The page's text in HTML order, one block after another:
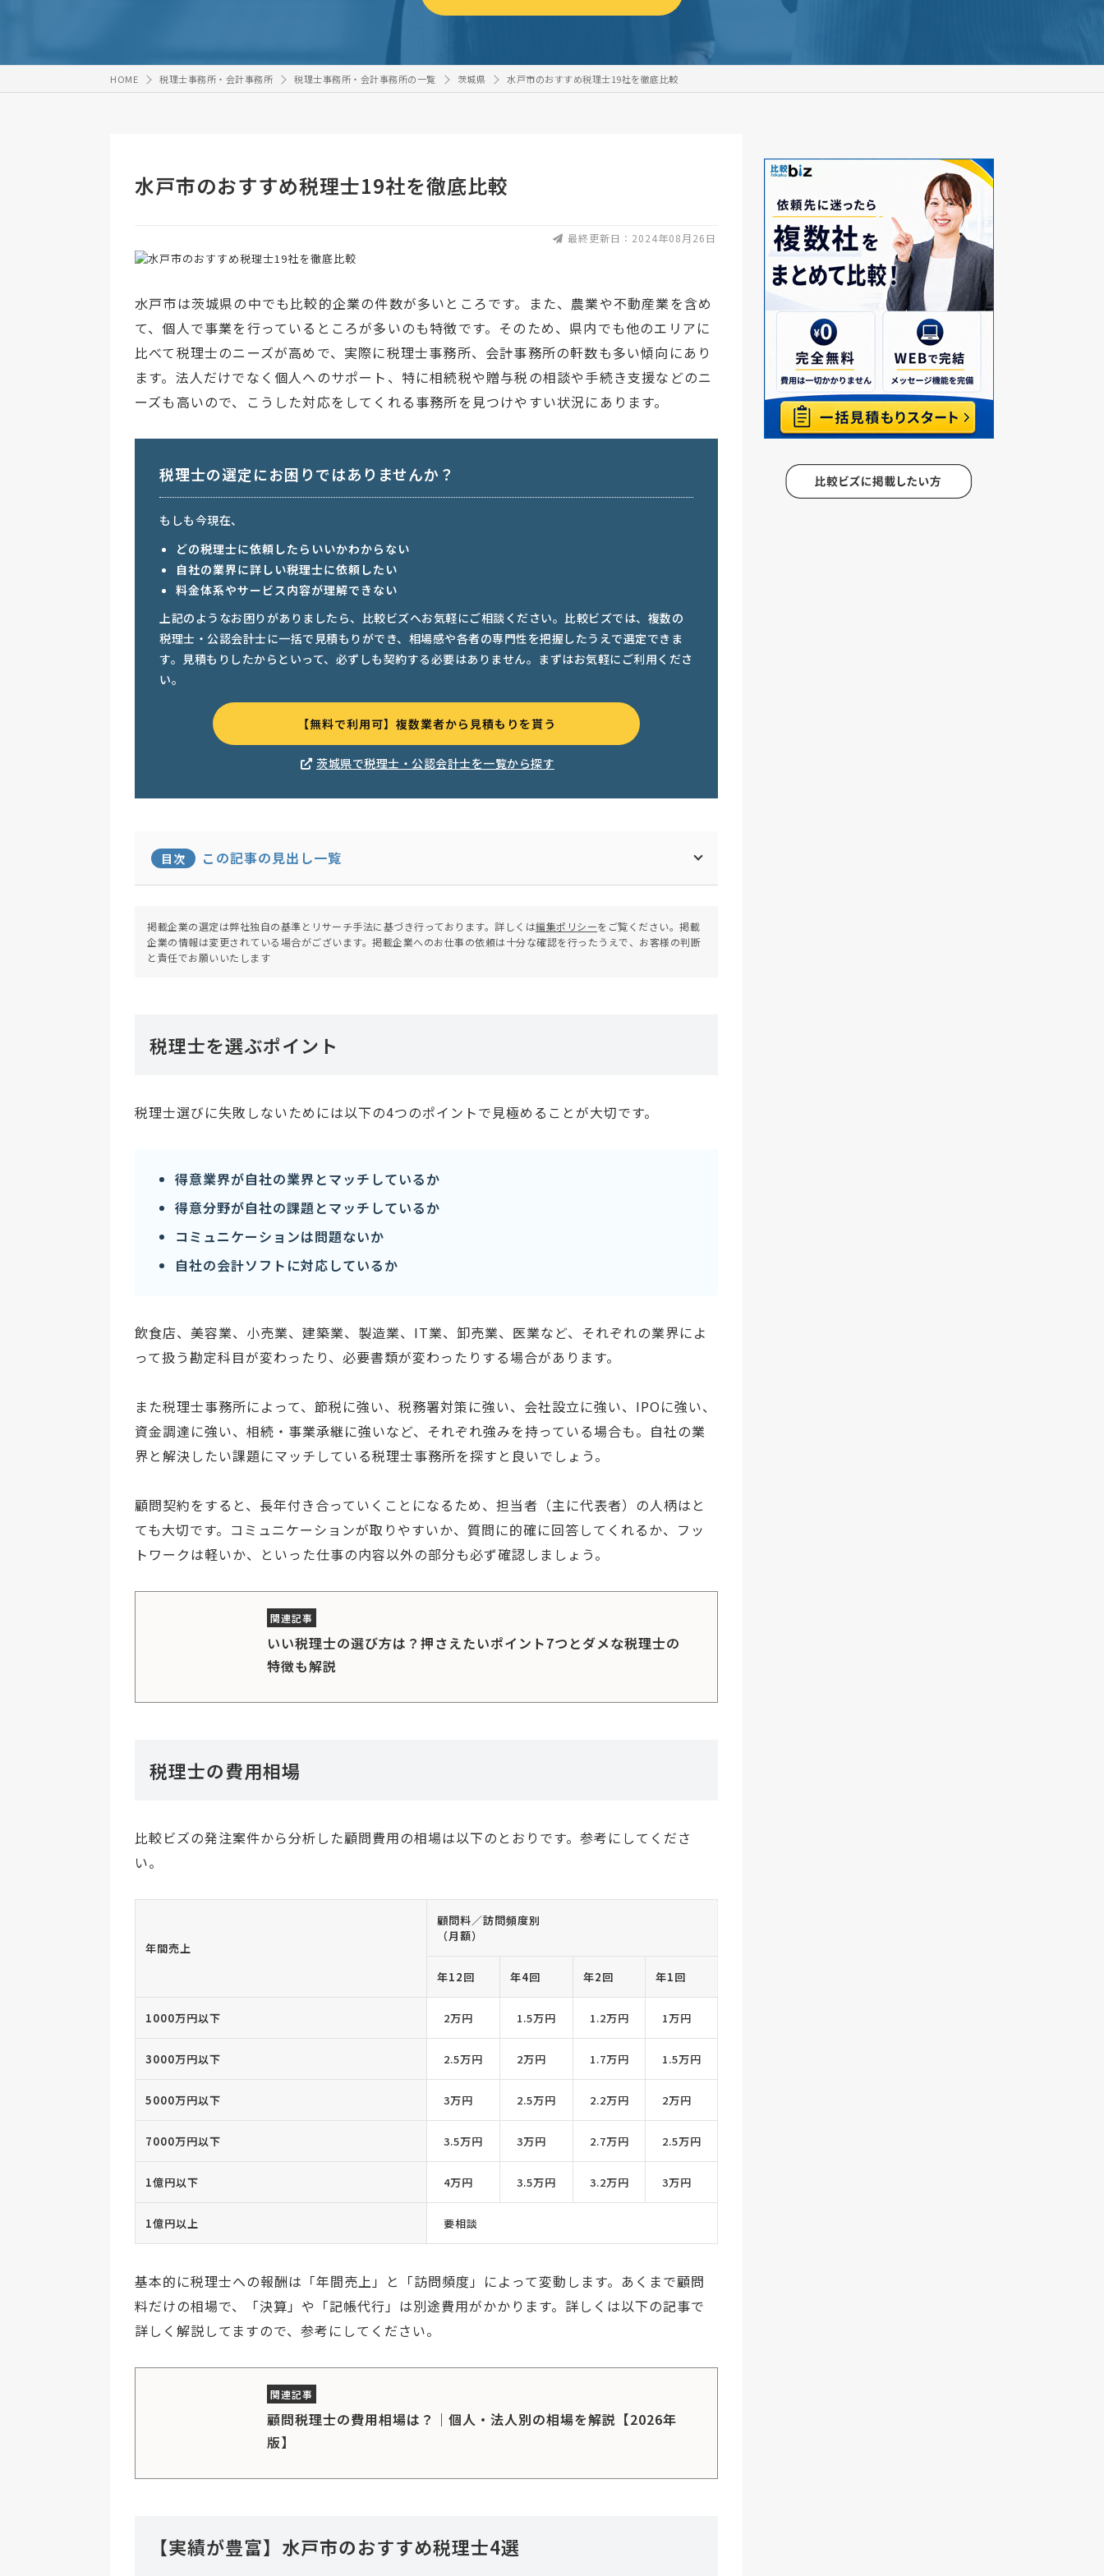
HOME 税理士事務所・会計事務所 税理士事務所・会計事務所の一覧 茨城県 水戸市のおすすめ税理士19社を徹底比較
水戸市のおすすめ税理士19社を徹底比較
最終更新日：2024年08月26日
水戸市は茨城県の中でも比較的企業の件数が多いところです。また、農業や不動産業を含め
て、個人で事業を行っているところが多いのも特徴です。そのため、県内でも他のエリアに
比べて税理士のニーズが高めで、実際に税理士事務所、会計事務所の軒数も多い傾向にあり
ます。法人だけでなく個人へのサポート、特に相続税や贈与税の相談や手続き支援などのニ
ーズも高いので、こうした対応をしてくれる事務所を見つけやすい状況にあります。
税理士の選定にお困りではありませんか？
もしも今現在、
どの税理士に依頼したらいいかわからない
自社の業界に詳しい税理士に依頼したい
料金体系やサービス内容が理解できない
上記のようなお困りがありましたら、比較ビズへお気軽にご相談ください。比較ビズでは、複数の
税理士・公認会計士に一括で見積もりができ、相場感や各者の専門性を把握したうえで選定できま
す。見積もりしたからといって、必ずしも契約する必要はありません。まずはお気軽にご利用くださ
い。
【無料で利用可】複数業者から見積もりを貰う
茨城県で税理士・公認会計士を一覧から探す
目次 この記事の見出し一覧
掲載企業の選定は弊社独自の基準とリサーチ手法に基づき行っております。詳しくは編集ポリシーをご覧ください。掲載
企業の情報は変更されている場合がございます。掲載企業へのお仕事の依頼は十分な確認を行ったうえで、お客様の判断
と責任でお願いいたします
税理士を選ぶポイント
税理士選びに失敗しないためには以下の4つのポイントで見極めることが大切です。
得意業界が自社の業界とマッチしているか
得意分野が自社の課題とマッチしているか
コミュニケーションは問題ないか
自社の会計ソフトに対応しているか
飲食店、美容業、小売業、建築業、製造業、IT業、卸売業、医業など、それぞれの業界によ
って扱う勘定科目が変わったり、必要書類が変わったりする場合があります。
また税理士事務所によって、節税に強い、税務署対策に強い、会社設立に強い、IPOに強い、
資金調達に強い、相続・事業承継に強いなど、それぞれ強みを持っている場合も。自社の業
界と解決したい課題にマッチしている税理士事務所を探すと良いでしょう。
顧問契約をすると、長年付き合っていくことになるため、担当者（主に代表者）の人柄はと
ても大切です。コミュニケーションが取りやすいか、質問に的確に回答してくれるか、フッ
トワークは軽いか、といった仕事の内容以外の部分も必ず確認しましょう。
いい税理士の選び方は？押さえたいポイント7つとダメな税理士の
特徴も解説
税理士の費用相場
比較ビズの発注案件から分析した顧問費用の相場は以下のとおりです。参考にしてくださ
い。
年間売上
顧問料／訪問頻度別
（月額）
年12回 年4回 年2回 年1回
1000万円以下 2万円 1.5万円 1.2万円 1万円
3000万円以下 2.5万円 2万円 1.7万円 1.5万円
5000万円以下 3万円 2.5万円 2.2万円 2万円
7000万円以下 3.5万円 3万円 2.7万円 2.5万円
1億円以下 4万円 3.5万円 3.2万円 3万円
1億円以上 要相談
基本的に税理士への報酬は「年間売上」と「訪問頻度」によって変動します。あくまで顧問
料だけの相場で、「決算」や「記帳代行」は別途費用がかかります。詳しくは以下の記事で
詳しく解説してますので、参考にしてください。
顧問税理士の費用相場は？｜個人・法人別の相場を解説【2026年
版】
【実績が豊富】水戸市のおすすめ税理士4選